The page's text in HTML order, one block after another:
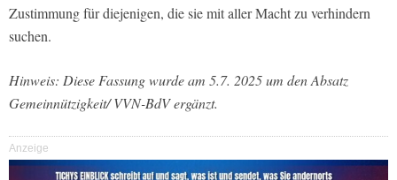
Zustimmung für diejenigen, die sie mit aller Macht zu verhindern
suchen.
Hinweis: Diese Fassung wurde am 5.7. 2025 um den Absatz
Gemeinnützigkeit/ VVN-BdV ergänzt.
Anzeige